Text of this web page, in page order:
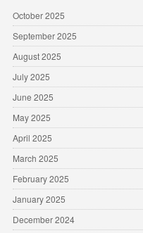
October 2025
September 2025
August 2025
July 2025
June 2025
May 2025
April 2025
March 2025
February 2025
January 2025
December 2024